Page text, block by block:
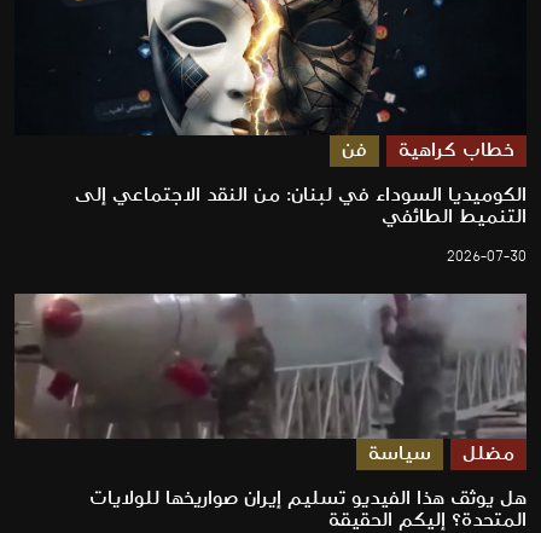
خطاب كراهية فن
الكوميديا السوداء في لبنان: من النقد الاجتماعي إلى
التنميط الطائفي
2026-07-30
مضلل سياسة
هل يوثق هذا الفيديو تسليم إيران صواريخها للولايات
المتحدة؟ إليكم الحقيقة